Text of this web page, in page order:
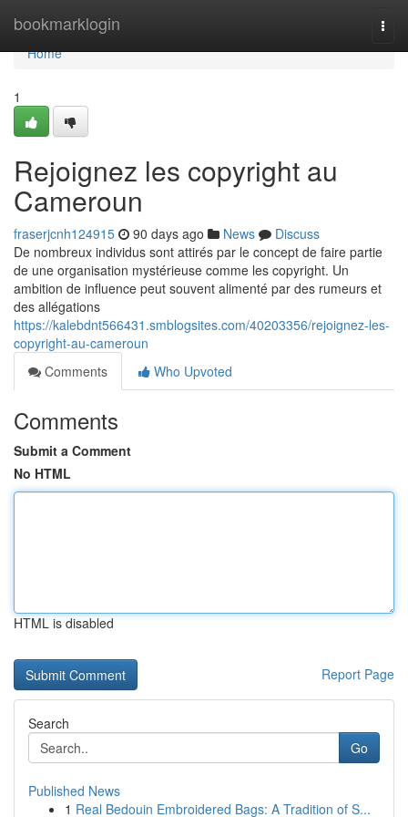
bookmarklogin
Home
Home
1
Rejoignez les copyright au
Cameroun
fraserjcnh124915 90 days ago News
Discuss
De nombreux individus sont attirés par le concept de faire partie
de une organisation mystérieuse comme les copyright. Un
ambition de influence peut souvent alimenté par des rumeurs et
des allégations
https://kalebdnt566431.smblogsites.com/40203356/rejoignez-les-
copyright-au-cameroun
Comments
Who Upvoted
Comments
Submit a Comment
No HTML
HTML is disabled
Report Page
Search
Go
Published News
1 Real Bedouin Embroidered Bags: A Tradition of S...